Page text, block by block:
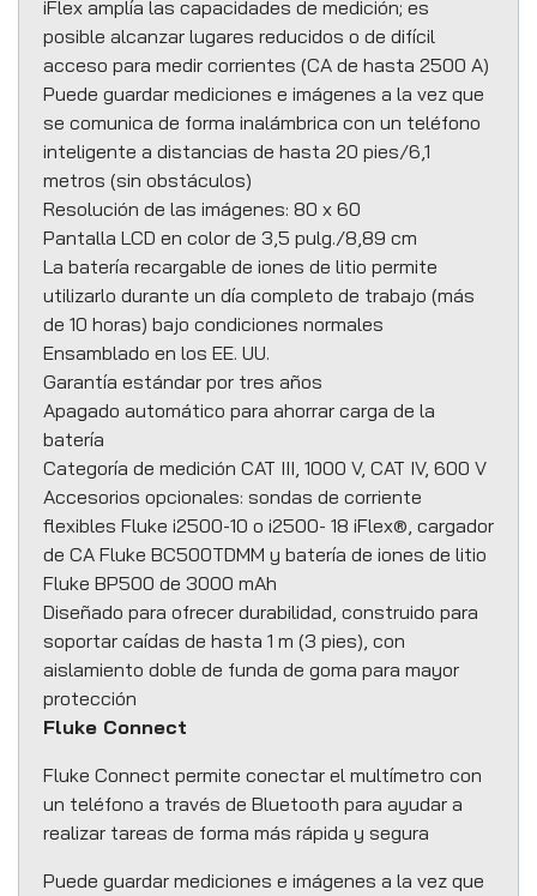
iFlex amplía las capacidades de medición; es
posible alcanzar lugares reducidos o de difícil
acceso para medir corrientes (CA de hasta 2500 A)
Puede guardar mediciones e imágenes a la vez que
se comunica de forma inalámbrica con un teléfono
inteligente a distancias de hasta 20 pies/6,1
metros (sin obstáculos)
Resolución de las imágenes: 80 x 60
Pantalla LCD en color de 3,5 pulg./8,89 cm
La batería recargable de iones de litio permite
utilizarlo durante un día completo de trabajo (más
de 10 horas) bajo condiciones normales
Ensamblado en los EE. UU.
Garantía estándar por tres años
Apagado automático para ahorrar carga de la
batería
Categoría de medición CAT III, 1000 V, CAT IV, 600 V
Accesorios opcionales: sondas de corriente
flexibles Fluke i2500-10 o i2500- 18 iFlex®, cargador
de CA Fluke BC500TDMM y batería de iones de litio
Fluke BP500 de 3000 mAh
Diseñado para ofrecer durabilidad, construido para
soportar caídas de hasta 1 m (3 pies), con
aislamiento doble de funda de goma para mayor
protección
Fluke Connect
Fluke Connect permite conectar el multímetro con
un teléfono a través de Bluetooth para ayudar a
realizar tareas de forma más rápida y segura
Puede guardar mediciones e imágenes a la vez que